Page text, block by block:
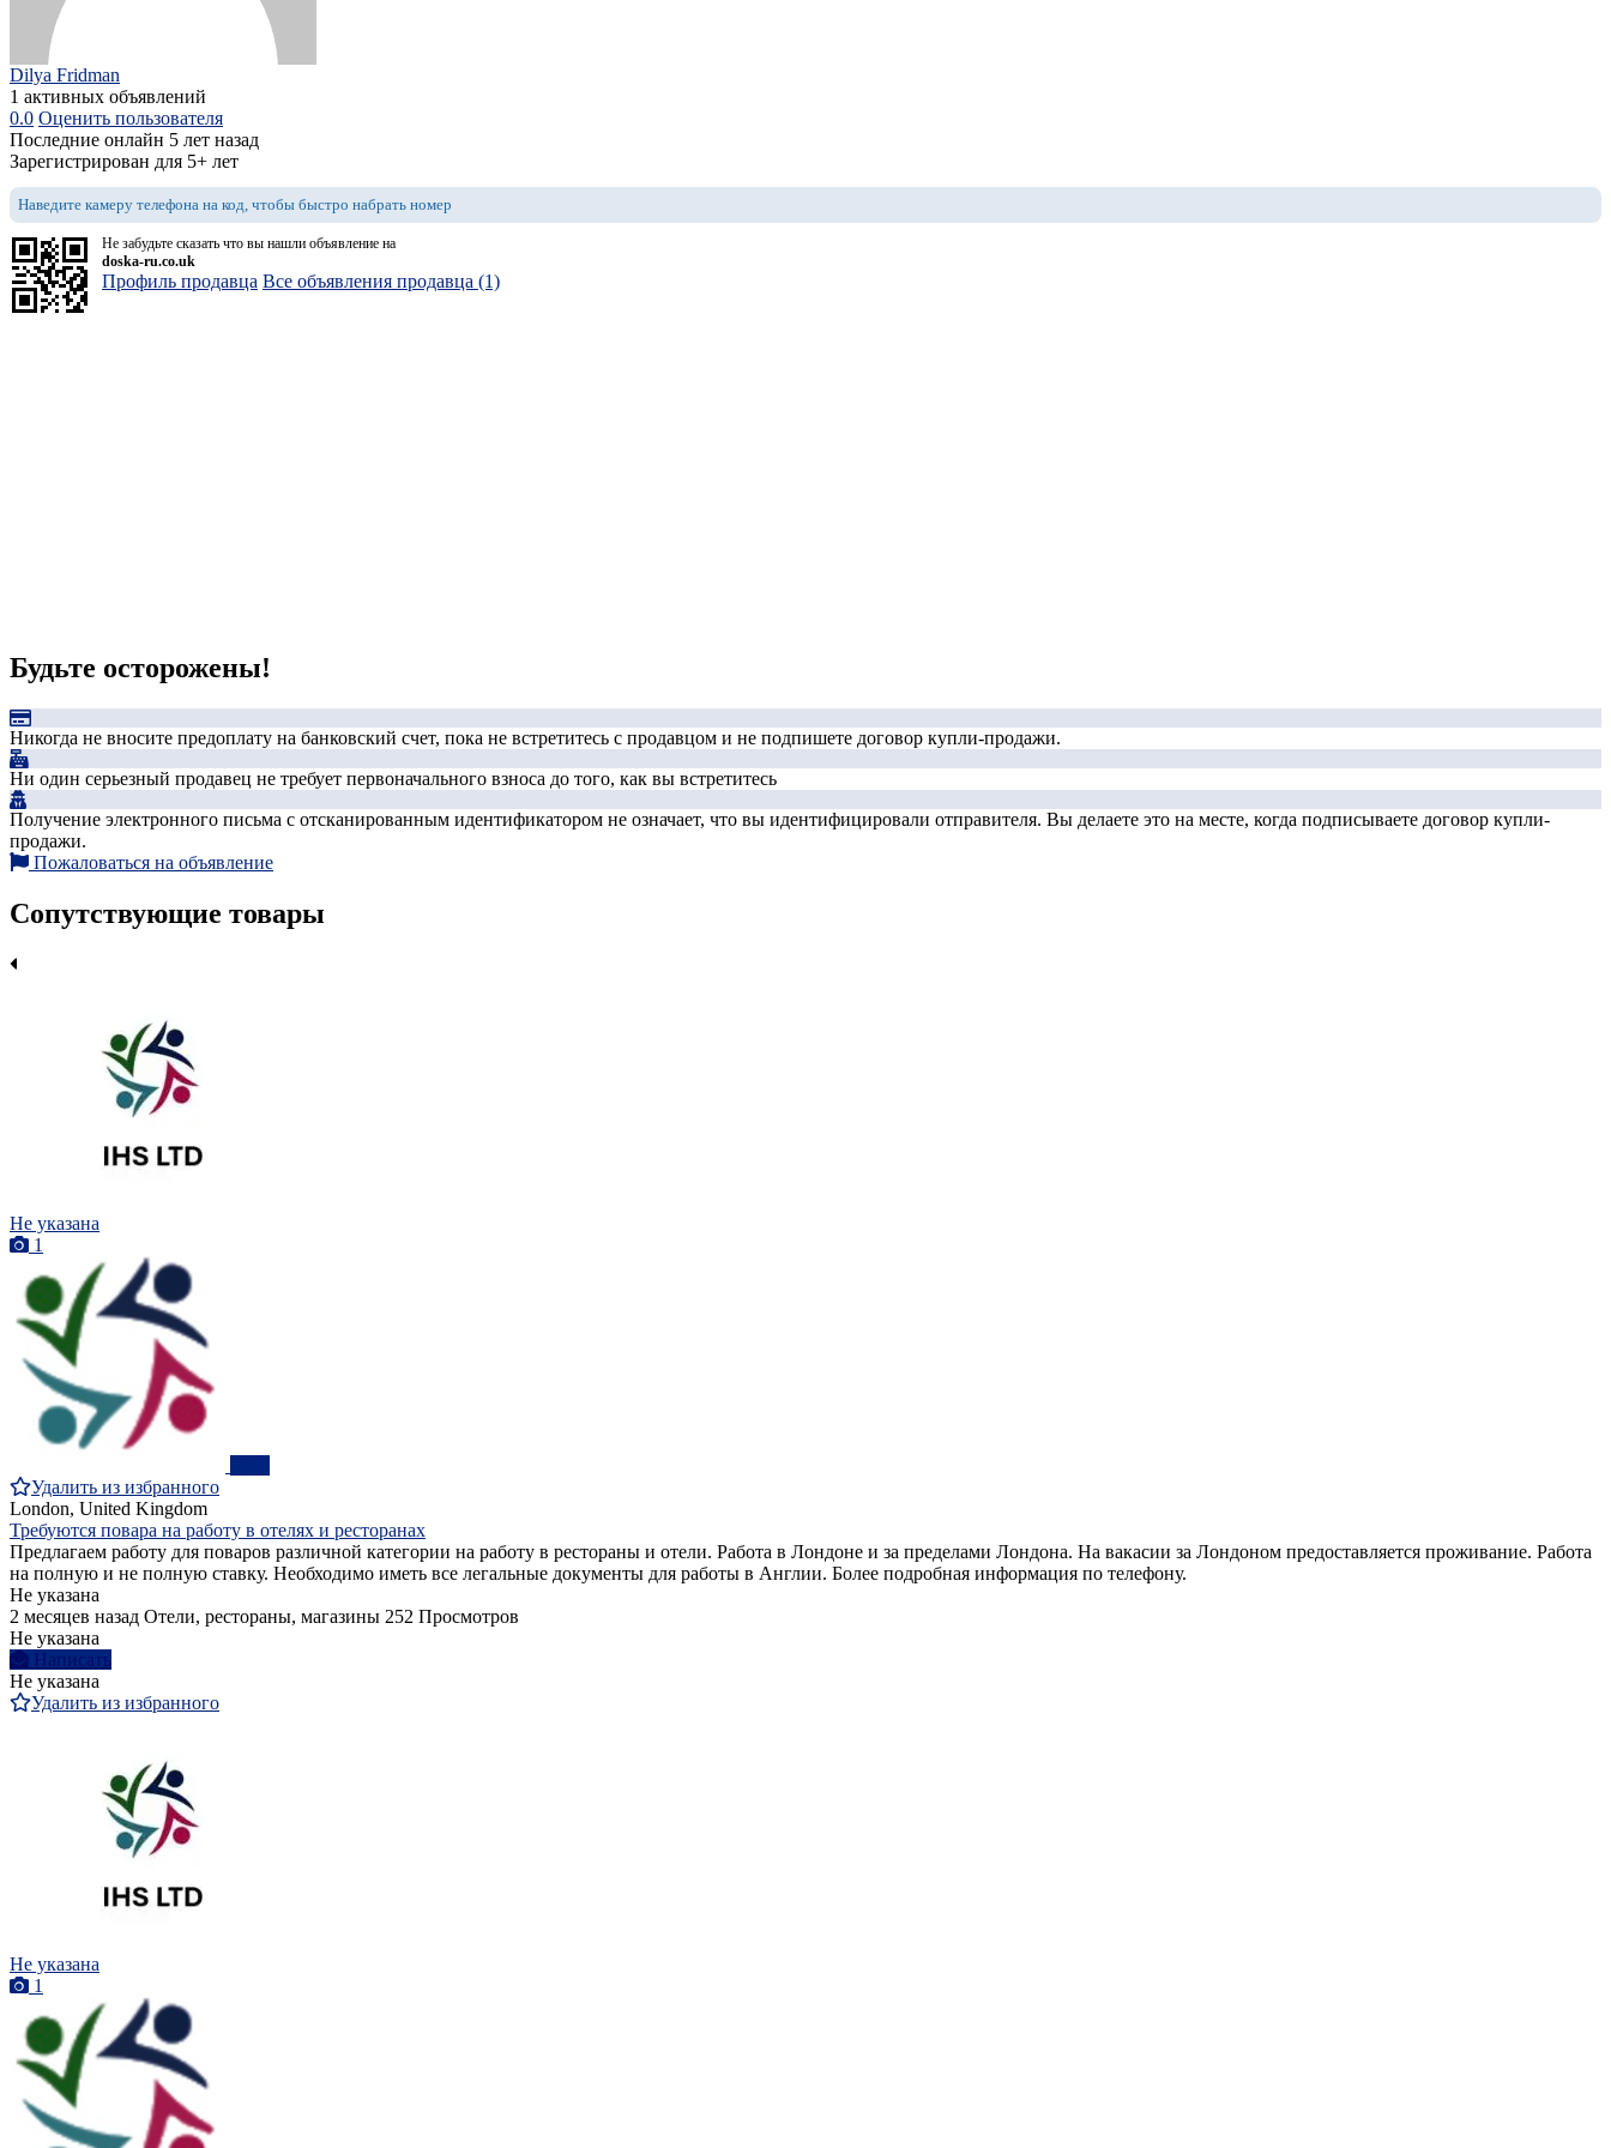
Dilya Fridman
1 активных объявлений
0.0 Оценить пользователя
Последние онлайн 5 лет назад
Зарегистрирован для 5+ лет
Наведите камеру телефона на код, чтобы быстро набрать номер
Не забудьте сказать что вы нашли объявление на
doska-ru.co.uk
Профиль продавца Все объявления продавца (1)
Будьте осторожены!
Никогда не вносите предоплату на банковский счет, пока не встретитесь с продавцом и не подпишете договор купли-продажи.
Ни один серьезный продавец не требует первоначального взноса до того, как вы встретитесь
Получение электронного письма с отсканированным идентификатором не означает, что вы идентифицировали отправителя. Вы делаете это на месте, когда подписываете договор купли-
продажи.
Пожаловаться на объявление
Сопутствующие товары
Не указана
1
Удалить из избранного
London, United Kingdom
Требуются повара на работу в отелях и ресторанах
Предлагаем работу для поваров различной категории на работу в рестораны и отели. Работа в Лондоне и за пределами Лондона. На вакасии за Лондоном предоставляется проживание. Работа
на полную и не полную ставку. Необходимо иметь все легальные документы для работы в Англии. Более подробная информация по телефону.
Не указана
2 месяцев назад Отели, рестораны, магазины 252 Просмотров
Не указана
Написать
Не указана
Удалить из избранного
Не указана
1